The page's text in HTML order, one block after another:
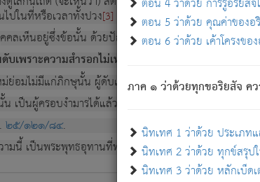
ตอน 5 ว่าด้วย คุณค่าของอ
ตอน 6 ว่าด้วย เค้าโครงขอ
ภาค ๑ ว่าด้วยทุกขอริยสัจ ค
นิทเทศ 1 ว่าด้วย ประเภท
นิทเทศ 2 ว่าด้วย ทุกข์สรุ
นิทเทศ 3 ว่าด้วย หลักเบ็ด
ปในที่หรือเวลาทั้งปวง[3] เพื่อความมีแห่งประโยชน์โดยป
คลเห็นอยู่ซึ่งข้อนั้น ด้วยปัญญาอันชอบตามที่เป็นจริงอย่างนี้
บเพราะความสำรอกไม่เหลือ (แห่งภพทั้งหลาย) เพราะ
ย่อมไม่มีแก่ภิกษุนั้น ผู้ดับเย็นสนิทแล้ว เพราะไม่มีความยึด
เป็นผู้ครอบงำมารได้แล้ว ชนะสงครามแล้ว ก้าวล่วงภพทั้
๒๕/๑๒๑/๘๔.
มนี้ เป็นพระพุทธอุทานที่ทรงเปล่งออก ที่โคนต้นโพธิ์เป็นที่ตรั